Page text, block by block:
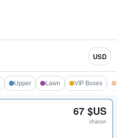
USD
Upper Lawn VIP Boxes
67 $US
chacun